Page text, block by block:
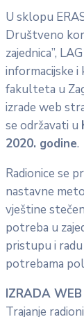
U sklopu
Društveno
zajednica”,
informacijske
fakulteta u
izrade web
se održavati u
2020. godine.
Radionice se
nastavne
vještine
potreba u
pristupu i
potrebama
IZRADA
Trajanje